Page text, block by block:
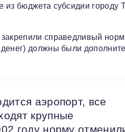
бюджета субсидии городу
справедливый
должны были
аэропорт, все
крупные
году норму